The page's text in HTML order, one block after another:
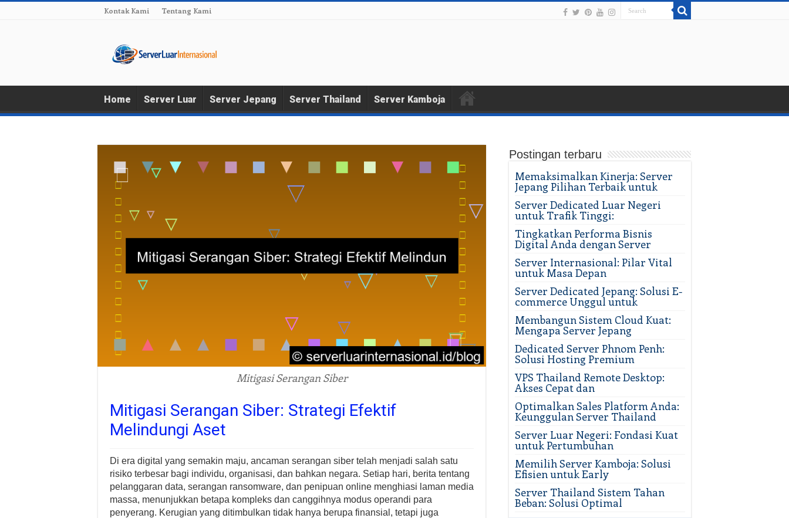
Kontak Kami Tentang Kami
Home Server Luar Server Jepang Server Thailand Server Kamboja
Mitigasi Serangan Siber
Mitigasi Serangan Siber: Strategi Efektif
Melindungi Aset
Di era digital yang semakin maju, ancaman serangan siber telah menjadi salah satu
risiko terbesar bagi individu, organisasi, dan bahkan negara. Setiap hari, berita tentang
pelanggaran data, serangan ransomware, dan penipuan online menghiasi laman media
massa, menunjukkan betapa kompleks dan canggihnya modus operandi para
penyerang. Kerugian yang ditimbulkan tidak hanya berupa finansial, tetapi juga
Postingan terbaru
Memaksimalkan Kinerja: Server
Jepang Pilihan Terbaik untuk
Server Dedicated Luar Negeri
untuk Trafik Tinggi:
Tingkatkan Performa Bisnis
Digital Anda dengan Server
Server Internasional: Pilar Vital
untuk Masa Depan
Server Dedicated Jepang: Solusi E-
commerce Unggul untuk
Membangun Sistem Cloud Kuat:
Mengapa Server Jepang
Dedicated Server Phnom Penh:
Solusi Hosting Premium
VPS Thailand Remote Desktop:
Akses Cepat dan
Optimalkan Sales Platform Anda:
Keunggulan Server Thailand
Server Luar Negeri: Fondasi Kuat
untuk Pertumbuhan
Memilih Server Kamboja: Solusi
Efisien untuk Early
Server Thailand Sistem Tahan
Beban: Solusi Optimal